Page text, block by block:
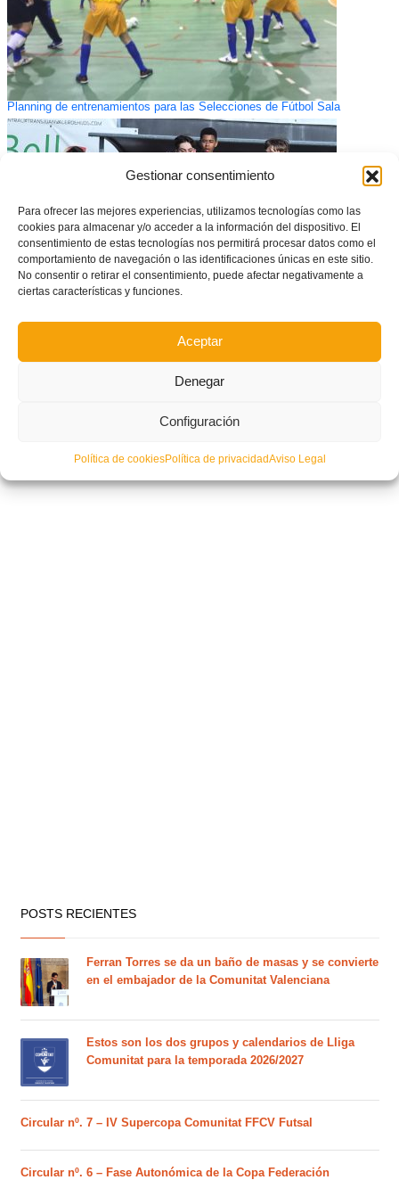
Gestionar consentimiento
Para ofrecer las mejores experiencias, utilizamos tecnologías como las
cookies para almacenar y/o acceder a la información del dispositivo. El
consentimiento de estas tecnologías nos permitirá procesar datos como el
comportamiento de navegación o las identificaciones únicas en este sitio.
No consentir o retirar el consentimiento, puede afectar negativamente a
ciertas características y funciones.
Aceptar
Denegar
Configuración
Política de cookiesPolítica de privacidadAviso Legal
Planning de entrenamientos para las Selecciones de Fútbol Sala
GALERÍA DE FOTOS: Tecnificación masculina infantil de la Selecció
Valenciana de fútbol provincia de Valencia en Buñol
POSTS RECIENTES
Ferran Torres se da un baño de masas y se convierte
en el embajador de la Comunitat Valenciana
Estos son los dos grupos y calendarios de Lliga
Comunitat para la temporada 2026/2027
Circular nº. 7 – IV Supercopa Comunitat FFCV Futsal
Circular nº. 6 – Fase Autonómica de la Copa Federación